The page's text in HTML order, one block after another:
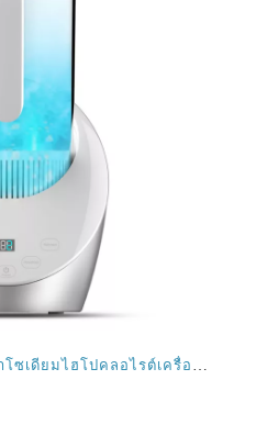
ที่ดีที่สุด 10 สุดยอดแบบพกพาโซเดียมไฮโปคลอไรต์เครื่องกำเนิดไฟฟ้าน้ำยาฆ่าเชื้อและผู้จัดจำหน่ายสเปรย์น้ำอิเล็กโทรไลซ์